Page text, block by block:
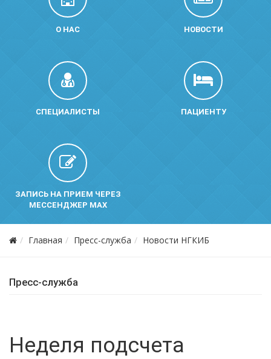
О НАС НОВОСТИ
СПЕЦИАЛИСТЫ ПАЦИЕНТУ
ЗАПИСЬ НА ПРИЕМ ЧЕРЕЗ
МЕССЕНДЖЕР MAX
Главная Пресс-служба Новости НГКИБ
Пресс-служба
Неделя подсчета